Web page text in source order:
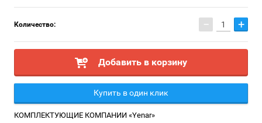
Количество: − +
Добавить в корзину
Купить в один клик
КОМПЛЕКТУЮЩИЕ КОМПАНИИ «Yenar»